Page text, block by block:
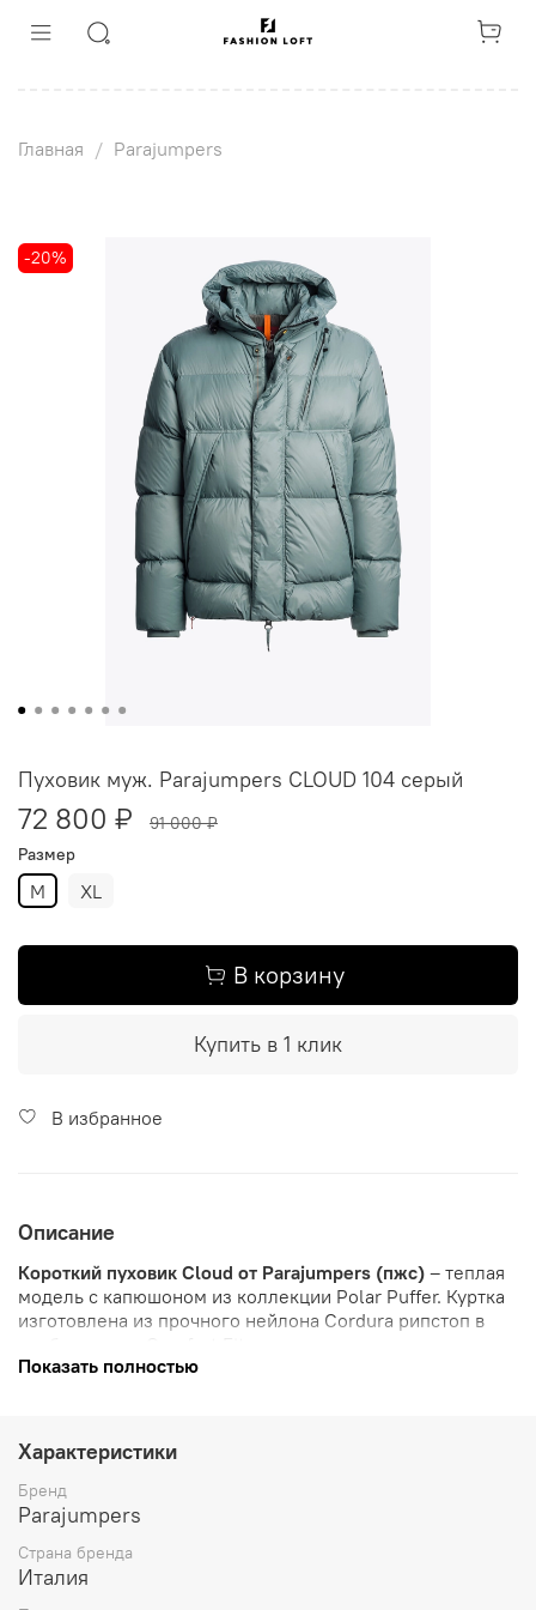
Главная Parajumpers
-20%
Пуховик муж. Parajumpers CLOUD 104 серый
72 800 ₽
91 000 ₽
Размер
M XL
В корзину
Купить в 1 клик
В избранное
Описание
Короткий пуховик Cloud от Parajumpers (пжс) – теплая
модель с капюшоном из коллекции Polar Puffer. Куртка
изготовлена из прочного нейлона Cordura рипстоп в
Внешняя ткань: нейлон Cordura рипстоп 20 ден с
Подкладка: переработанный нейлоновый тафта 20
ден с матовым покрытием
Наполнитель: 90% утиный пух, 10% утиные перья
Показать полностью
Характеристики
Бренд
Parajumpers
Страна бренда
Италия